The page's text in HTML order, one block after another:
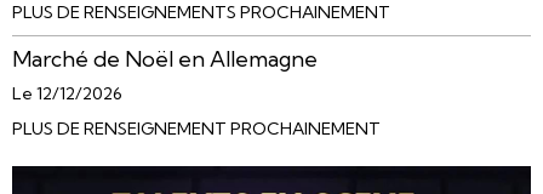
PLUS DE RENSEIGNEMENTS PROCHAINEMENT
Marché de Noël en Allemagne
Le 12/12/2026
PLUS DE RENSEIGNEMENT PROCHAINEMENT